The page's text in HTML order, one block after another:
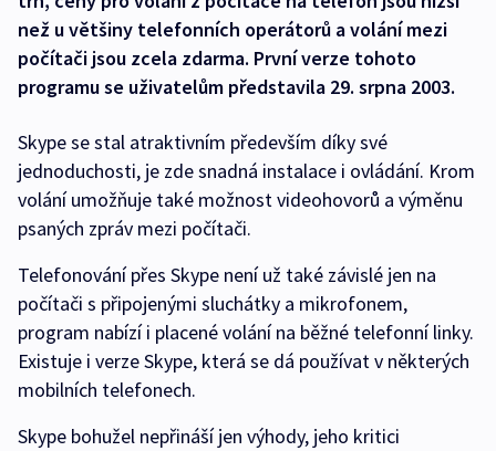
než u většiny telefonních operátorů a volání mezi
počítači jsou zcela zdarma. První verze tohoto
programu se uživatelům představila 29. srpna 2003.
Skype se stal atraktivním především díky své
jednoduchosti, je zde snadná instalace i ovládání. Krom
volání umožňuje také možnost videohovorů a výměnu
psaných zpráv mezi počítači.
Telefonování přes Skype není už také závislé jen na
počítači s připojenými sluchátky a mikrofonem,
program nabízí i placené volání na běžné telefonní linky.
Existuje i verze Skype, která se dá používat v některých
mobilních telefonech.
Skype bohužel nepřináší jen výhody, jeho kritici